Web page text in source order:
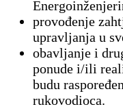
provođenje
upravljanja u
obavljanje i
ponude i/ili
budu
rukovodioca.